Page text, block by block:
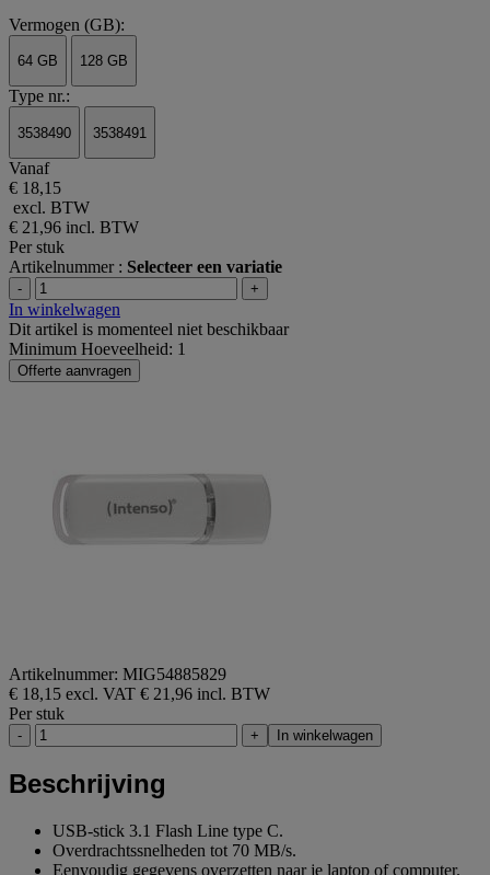
Vermogen (GB):
64 GB 128 GB
Type nr.:
3538490 3538491
Vanaf
€ 18,15
excl. BTW
€ 21,96 incl. BTW
Per stuk
Artikelnummer : Selecteer een variatie
- +
In winkelwagen
Dit artikel is momenteel niet beschikbaar
Minimum Hoeveelheid: 1
Offerte aanvragen
Artikelnummer: MIG54885829
€ 18,15 excl. VAT € 21,96 incl. BTW
Per stuk
- + In winkelwagen
Beschrijving
USB-stick 3.1 Flash Line type C.
Overdrachtssnelheden tot 70 MB/s.
Eenvoudig gegevens overzetten naar je laptop of computer.